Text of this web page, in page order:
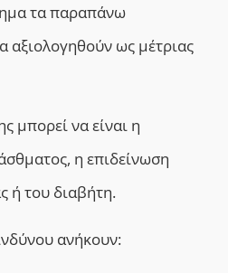
τα παραπάνω
ως μέτριας
μπορεί να είναι η
η επιδείνωση
ή του διαβήτη.
ανήκουν: